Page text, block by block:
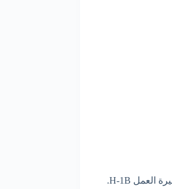
أعلن رئيس الوزراء الكندي مارك كارني أن بلاده تدرس اتخاذ إجراءات جديدة تهدف إلى استقطاب الكفاءات المتضررة من قرار الولايات المتحدة بزيادة رسوم تأشيرة العمل H-1B.